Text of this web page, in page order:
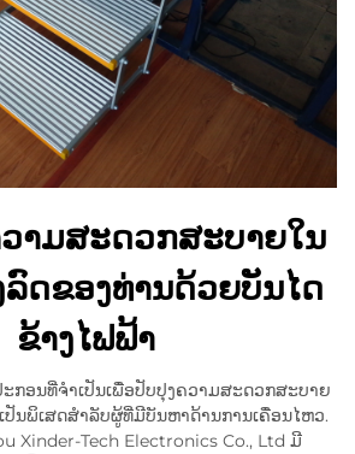
າມສະດວກສະບາຍໃນ
ດຂອງທ່ານດ້ວຍບັນໄດ
ຂ້າງໄຟຟ້າ
ະກອນທີ່ຈຳເປັນເພື່ອປັບປຸງຄວາມສະດວກສະບາຍ
ປັນພິເສດສຳລັບຜູ້ທີ່ມີບັນຫາດ້ານການເຄື່ອນໄຫວ.
Xinder-Tech Electronics Co., Ltd ມີ